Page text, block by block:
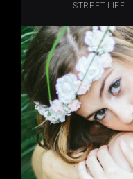
STREET-LIFE